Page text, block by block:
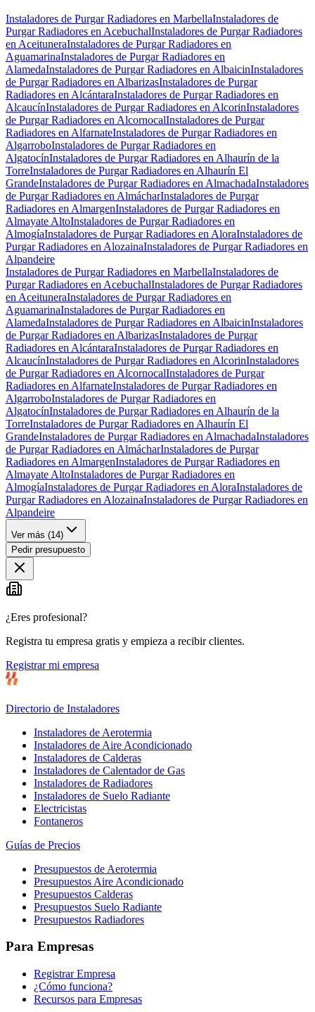
Instaladores de Purgar Radiadores en MarbellaInstaladores de
Purgar Radiadores en AcebuchalInstaladores de Purgar Radiadores
en AceituneraInstaladores de Purgar Radiadores en
AguamarinaInstaladores de Purgar Radiadores en
AlamedaInstaladores de Purgar Radiadores en AlbaicinInstaladores
de Purgar Radiadores en AlbarizasInstaladores de Purgar
Radiadores en AlcántaraInstaladores de Purgar Radiadores en
AlcaucínInstaladores de Purgar Radiadores en AlcorinInstaladores
de Purgar Radiadores en AlcornocalInstaladores de Purgar
Radiadores en AlfarnateInstaladores de Purgar Radiadores en
AlgarroboInstaladores de Purgar Radiadores en
AlgatocínInstaladores de Purgar Radiadores en Alhaurín de la
TorreInstaladores de Purgar Radiadores en Alhaurín El
GrandeInstaladores de Purgar Radiadores en AlmachadaInstaladores
de Purgar Radiadores en AlmácharInstaladores de Purgar
Radiadores en AlmargenInstaladores de Purgar Radiadores en
Almayate AltoInstaladores de Purgar Radiadores en
AlmogíaInstaladores de Purgar Radiadores en AloraInstaladores de
Purgar Radiadores en AlozainaInstaladores de Purgar Radiadores en
Alpandeire
Instaladores de Purgar Radiadores en MarbellaInstaladores de
Purgar Radiadores en AcebuchalInstaladores de Purgar Radiadores
en AceituneraInstaladores de Purgar Radiadores en
AguamarinaInstaladores de Purgar Radiadores en
AlamedaInstaladores de Purgar Radiadores en AlbaicinInstaladores
de Purgar Radiadores en AlbarizasInstaladores de Purgar
Radiadores en AlcántaraInstaladores de Purgar Radiadores en
AlcaucínInstaladores de Purgar Radiadores en AlcorinInstaladores
de Purgar Radiadores en AlcornocalInstaladores de Purgar
Radiadores en AlfarnateInstaladores de Purgar Radiadores en
AlgarroboInstaladores de Purgar Radiadores en
AlgatocínInstaladores de Purgar Radiadores en Alhaurín de la
TorreInstaladores de Purgar Radiadores en Alhaurín El
GrandeInstaladores de Purgar Radiadores en AlmachadaInstaladores
de Purgar Radiadores en AlmácharInstaladores de Purgar
Radiadores en AlmargenInstaladores de Purgar Radiadores en
Almayate AltoInstaladores de Purgar Radiadores en
AlmogíaInstaladores de Purgar Radiadores en AloraInstaladores de
Purgar Radiadores en AlozainaInstaladores de Purgar Radiadores en
Alpandeire
Ver más (14)
Pedir presupuesto
¿Eres profesional?
Registra tu empresa gratis y empieza a recibir clientes.
Registrar mi empresa
Directorio de Instaladores
Instaladores de Aerotermia
Instaladores de Aire Acondicionado
Instaladores de Calderas
Instaladores de Calentador de Gas
Instaladores de Radiadores
Instaladores de Suelo Radiante
Electricistas
Fontaneros
Guías de Precios
Presupuestos de Aerotermia
Presupuestos Aire Acondicionado
Presupuestos Calderas
Presupuestos Suelo Radiante
Presupuestos Radiadores
Para Empresas
Registrar Empresa
¿Cómo funciona?
Recursos para Empresas